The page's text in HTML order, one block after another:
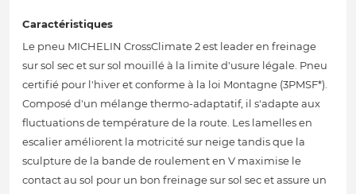
Caractéristiques
Le pneu MICHELIN CrossClimate 2 est leader en freinage
sur sol sec et sur sol mouillé à la limite d'usure légale. Pneu
certifié pour l'hiver et conforme à la loi Montagne (3PMSF*).
Composé d'un mélange thermo-adaptatif, il s'adapte aux
fluctuations de température de la route. Les lamelles en
escalier améliorent la motricité sur neige tandis que la
sculpture de la bande de roulement en V maximise le
contact au sol pour un bon freinage sur sol sec et assure un